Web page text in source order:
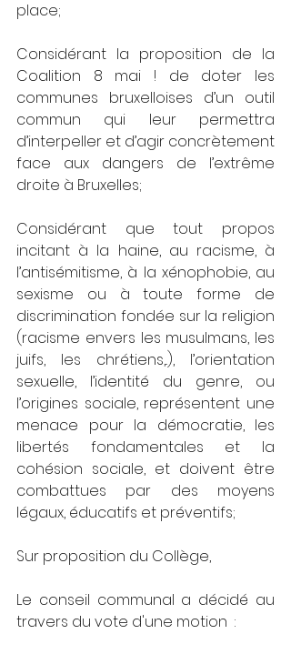
place;
Considérant la proposition de la
Coalition 8 mai ! de doter les
communes bruxelloises d’un outil
commun qui leur permettra
d’interpeller et d’agir concrètement
face aux dangers de l’extrême
droite à Bruxelles;
Considérant que tout propos
incitant à la haine, au racisme, à
l’antisémitisme, à la xénophobie, au
sexisme ou à toute forme de
discrimination fondée sur la religion
(racisme envers les musulmans, les
juifs, les chrétiens,..), l’orientation
sexuelle, l’identité du genre, ou
l’origines sociale, représentent une
menace pour la démocratie, les
libertés fondamentales et la
cohésion sociale, et doivent être
combattues par des moyens
légaux, éducatifs et préventifs;
Sur proposition du Collège,
Le conseil communal a décidé au
travers du vote d'une motion  :